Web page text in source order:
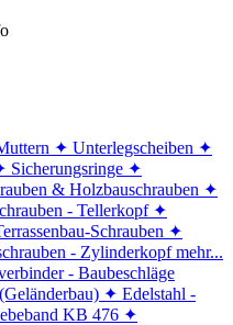
✦ Unterlegscheiben ✦
Sicherungsringe ✦
& Holzbauschrauben ✦
- Tellerkopf ✦
Schrauben ✦
- Zylinderkopf mehr...
- Baubeschläge
✦ Edelstahl -
KB 476 ✦